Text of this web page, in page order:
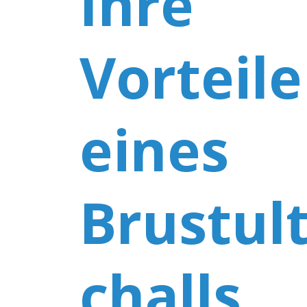
Vorteile
eines